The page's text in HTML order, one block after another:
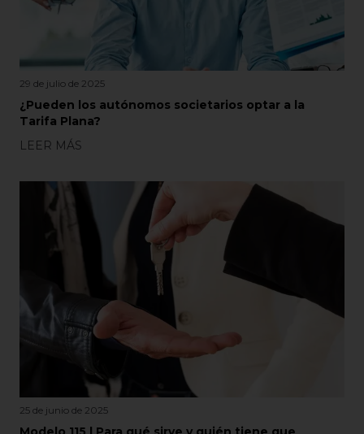
29 de julio de 2025
¿Pueden los autónomos societarios optar a la
Tarifa Plana?
LEER MÁS
25 de junio de 2025